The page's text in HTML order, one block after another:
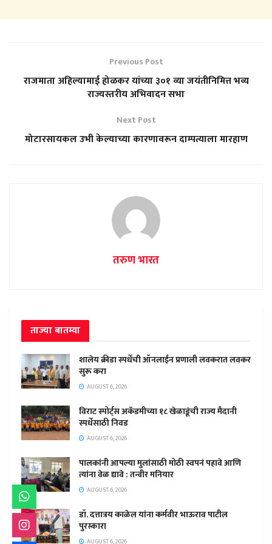
Previous Post
राजमाता अहिल्यामाई होळकर यांच्या ३०१ व्या जयंतीनिमित्त भव्य
राज्यस्तरीय अभिवादन सभा
Next Post
मोटारसायकल उभी केल्याच्या कारणावरून दाम्पत्याला मारहाण
तरुण भारत
ताज्या बातम्या
शालेय क्रीडा स्पर्धेची ऑनलाईन प्रणाली लवकरात लवकर
सुरू करा
AUGUST 6, 2026
विराट स्पोर्ट्स अकॅडमीच्या १८ खेळाडूंची राज्य मैदानी
स्पर्धेसाठी निवड
AUGUST 6, 2026
पालकांनी आपल्या मुलांसाठी मोठी स्वपनं पहावे आणि
त्यांना वेळ द्यावे : तन्वीर मनियार
AUGUST 6, 2026
डॉ. दत्तात्रय काळेल यांना कर्मवीर भाऊराव पाटील
पुरस्कारा
AUGUST 6, 2026